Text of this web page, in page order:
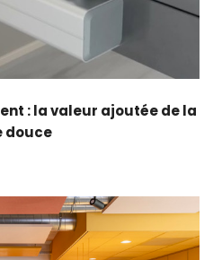
: la valeur ajoutée de la
douce